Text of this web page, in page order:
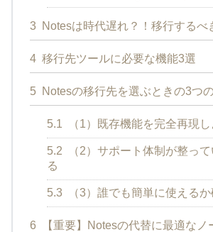
3 Notesは時代遅れ？！移行するべ
4 移行先ツールに必要な機能3選
5 Notesの移行先を選ぶときの3つ
5.1 （1）既存機能を完全再現
5.2
（2）サポート体制が整っ
る
5.3 （3）誰でも簡単に使える
6
【重要】Notesの代替に最適なノ